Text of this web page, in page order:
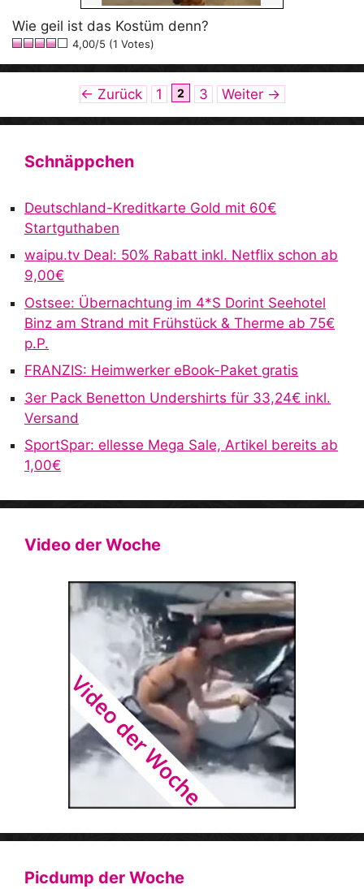
Wie geil ist das Kostüm denn?
4,00/5 (1 Votes)
← Zurück Seite
1 Seite
2 Seite
3 Weiter →
Schnäppchen
Deutschland-Kreditkarte Gold mit 60€
Startguthaben
waipu.tv Deal: 50% Rabatt inkl. Netflix schon ab
9,00€
Ostsee: Übernachtung im 4*S Dorint Seehotel
Binz am Strand mit Frühstück & Therme ab 75€
p.P.
FRANZIS: Heimwerker eBook-Paket gratis
3er Pack Benetton Undershirts für 33,24€ inkl.
Versand
SportSpar: ellesse Mega Sale, Artikel bereits ab
1,00€
Video der Woche
Picdump der Woche